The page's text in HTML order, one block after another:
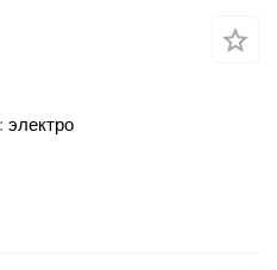
электро